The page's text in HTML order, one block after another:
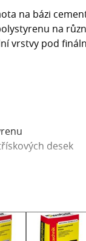
na bázi
na
vrstvy pod
desek